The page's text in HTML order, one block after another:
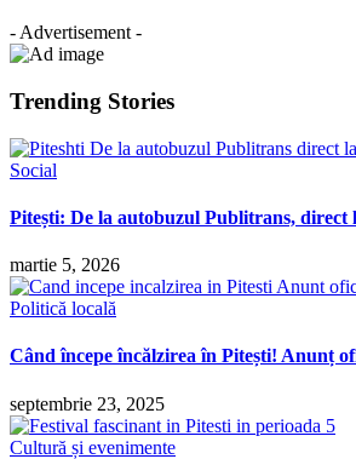
- Advertisement -
Trending Stories
Social
Pitești: De la autobuzul Publitrans, direct
martie 5, 2026
Politică locală
Când începe încălzirea în Pitești! Anunț
septembrie 23, 2025
Cultură și evenimente